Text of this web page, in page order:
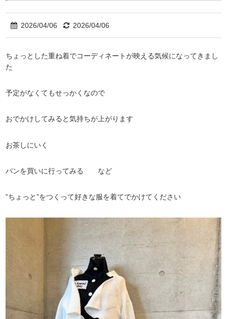
2026/04/06 2026/04/06
ちょっとした重ね着でコーディネートが映える気候になってきまし
た
予定がなくてもせっかくなので
おでかけしてみると気持ちが上がります
お茶しにいく
パンを買いに行ってみる など
”ちょっと”をつくって好きな服を着てでかけてください